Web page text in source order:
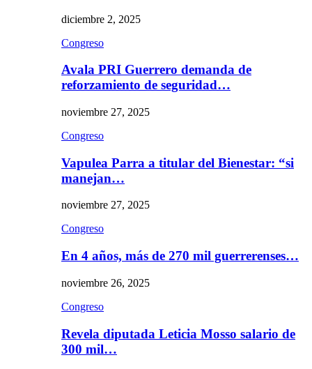
diciembre 2, 2025
Congreso
Avala PRI Guerrero demanda de
reforzamiento de seguridad…
noviembre 27, 2025
Congreso
Vapulea Parra a titular del Bienestar: “si
manejan…
noviembre 27, 2025
Congreso
En 4 años, más de 270 mil guerrerenses…
noviembre 26, 2025
Congreso
Revela diputada Leticia Mosso salario de
300 mil…